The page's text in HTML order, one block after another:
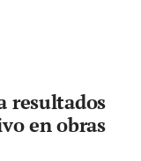
resultados
en obras